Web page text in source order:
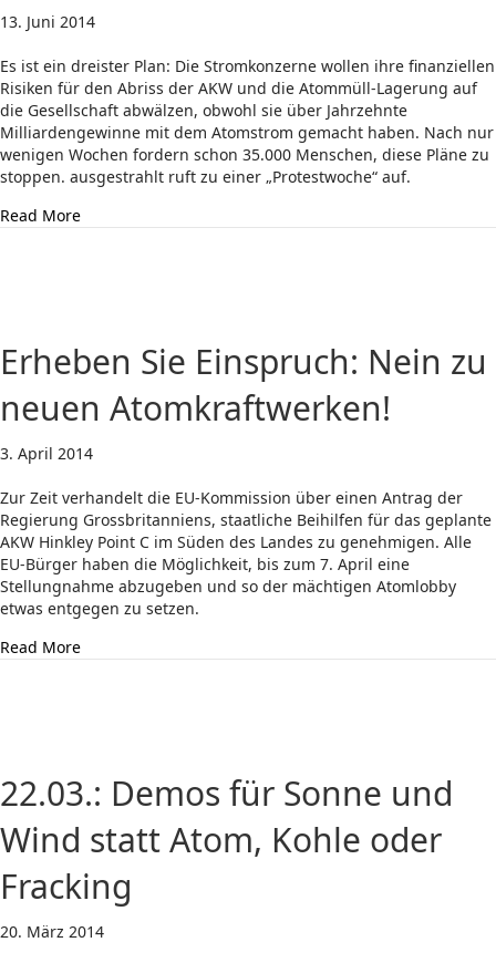
13. Juni 2014
Es ist ein dreister Plan: Die Stromkonzerne wollen ihre finanziellen
Risiken für den Abriss der AKW und die Atommüll-Lagerung auf
die Gesellschaft abwälzen, obwohl sie über Jahrzehnte
Milliardengewinne mit dem Atomstrom gemacht haben. Nach nur
wenigen Wochen fordern schon 35.000 Menschen, diese Pläne zu
stoppen. ausgestrahlt ruft zu einer „Protestwoche“ auf.
Read Moreabout Schon 35.000 Menschen fordern: Keine „Bad
Erheben Sie Einspruch: Nein zu
neuen Atomkraftwerken!
3. April 2014
Zur Zeit verhandelt die EU-Kommission über einen Antrag der
Regierung Grossbritanniens, staatliche Beihilfen für das geplante
AKW Hinkley Point C im Süden des Landes zu genehmigen. Alle
EU-Bürger haben die Möglichkeit, bis zum 7. April eine
Stellungnahme abzugeben und so der mächtigen Atomlobby
etwas entgegen zu setzen.
Read Moreabout Erheben Sie Einspruch: Nein zu neuen
22.03.: Demos für Sonne und
Wind statt Atom, Kohle oder
Fracking
20. März 2014